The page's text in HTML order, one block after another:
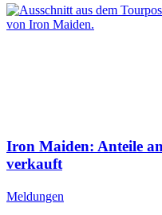
Iron Maiden: Anteile
verkauft
Meldungen